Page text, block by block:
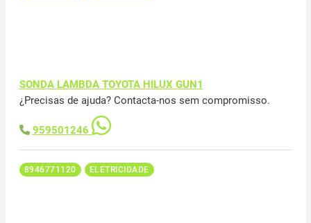
SONDA LAMBDA TOYOTA HILUX GUN1
¿Precisas de ajuda? Contacta-nos sem compromisso.
959501246
8946771120 ELETRICIDADE